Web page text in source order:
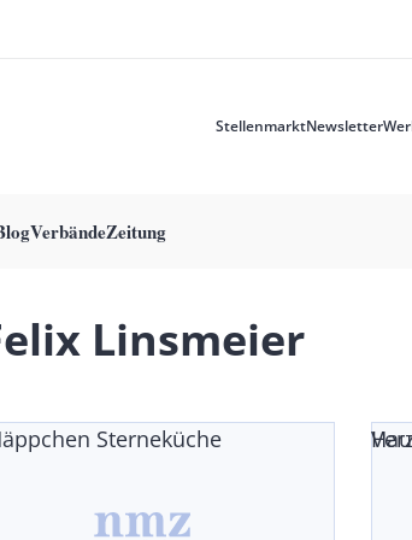
StellenmarktNewsletter
VerbändeZeitung
Linsmeier
Sterneküche